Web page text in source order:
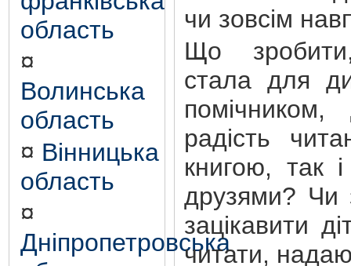
область
¤
Волинська
область
¤ Вінницька
область
¤
Дніпропетровська
чи зовсім
Що
стала для
помічником,
радість
книгою, так
друзями? Чи
зацікавити
читати,